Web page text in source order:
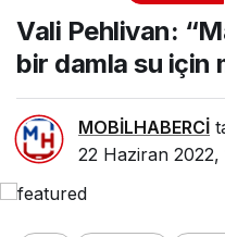
Vali Pehlivan:
bir damla su için
MOBİLHABERCİ
22 Haziran 2022,